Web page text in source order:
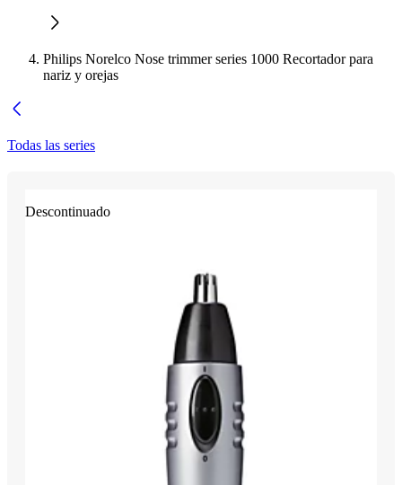
Philips Norelco Nose trimmer series 1000 Recortador para
nariz y orejas
Todas las series
Descontinuado